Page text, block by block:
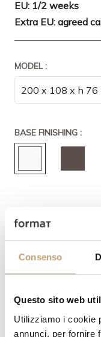
Consenso
Questo sito web
Utilizziamo i cookie
annunci, per fornire
EU: 1/2 weeks
Extra EU: agreed
MODEL :
BASE FINISHING :
TOP FINISHING :